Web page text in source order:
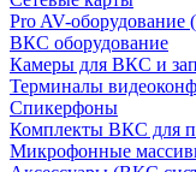
Pro AV-оборудование
ВКС оборудование
Камеры для ВКС и
Терминалы
Спикерфоны
Комплекты ВКС для
Микрофонные